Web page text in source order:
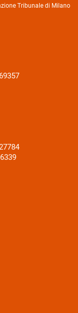
Tribunale di Milano